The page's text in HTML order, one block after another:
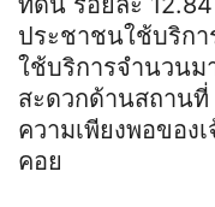
ประชาชนใช้บริก
ใช้บริการจำนวนม
สะดวกด้านสถานที่
ความเพียงพอของ
คอย